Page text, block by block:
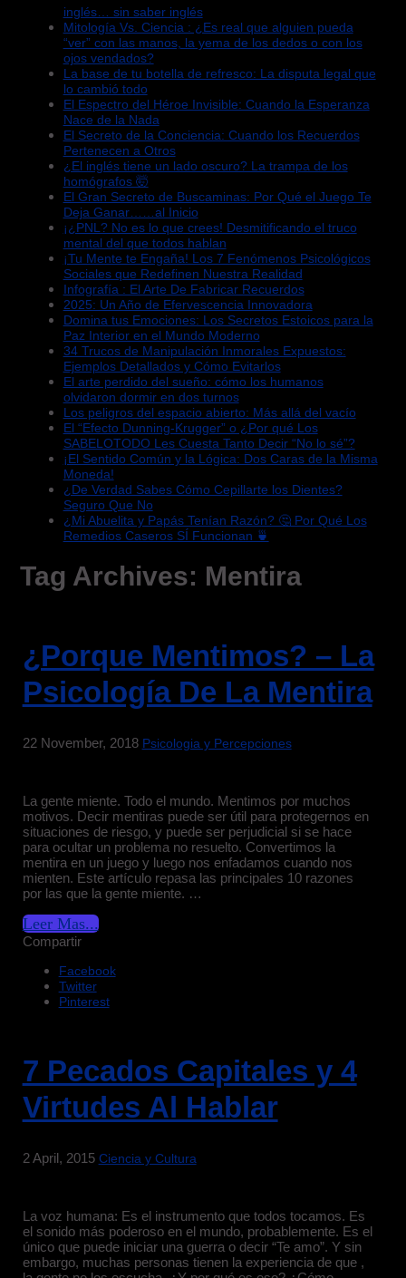
inglés… sin saber inglés
Mitología Vs. Ciencia : ¿Es real que alguien pueda
“ver” con las manos, la yema de los dedos o con los
ojos vendados?
La base de tu botella de refresco: La disputa legal que
lo cambió todo
El Espectro del Héroe Invisible: Cuando la Esperanza
Nace de la Nada
El Secreto de la Conciencia: Cuando los Recuerdos
Pertenecen a Otros
¿El inglés tiene un lado oscuro? La trampa de los
homógrafos 🤯
El Gran Secreto de Buscaminas: Por Qué el Juego Te
Deja Ganar……al Inicio
¡¿PNL? No es lo que crees! Desmitificando el truco
mental del que todos hablan
¡Tu Mente te Engaña! Los 7 Fenómenos Psicológicos
Sociales que Redefinen Nuestra Realidad
Infografía : El Arte De Fabricar Recuerdos
2025: Un Año de Efervescencia Innovadora
Domina tus Emociones: Los Secretos Estoicos para la
Paz Interior en el Mundo Moderno
34 Trucos de Manipulación Inmorales Expuestos:
Ejemplos Detallados y Cómo Evitarlos
El arte perdido del sueño: cómo los humanos
olvidaron dormir en dos turnos
Los peligros del espacio abierto: Más allá del vacío
El “Efecto Dunning-Krugger” o ¿Por qué Los
SABELOTODO Les Cuesta Tanto Decir “No lo sé”?
¡El Sentido Común y la Lógica: Dos Caras de la Misma
Moneda!
¿De Verdad Sabes Cómo Cepillarte los Dientes?
Seguro Que No
¿Mi Abuelita y Papás Tenían Razón? 🤔 Por Qué Los
Remedios Caseros SÍ Funcionan 🍵
Tag Archives: Mentira
¿Porque Mentimos? – La
Psicología De La Mentira
22 November, 2018 Psicologia y Percepciones
La gente miente. Todo el mundo. Mentimos por muchos
motivos. Decir mentiras puede ser útil para protegernos en
situaciones de riesgo, y puede ser perjudicial si se hace
para ocultar un problema no resuelto. Convertimos la
mentira en un juego y luego nos enfadamos cuando nos
mienten. Este artículo repasa las principales 10 razones
por las que la gente miente. …
Leer Mas...
Compartir
Facebook
Twitter
Pinterest
7 Pecados Capitales y 4
Virtudes Al Hablar
2 April, 2015 Ciencia y Cultura
La voz humana: Es el instrumento que todos tocamos. Es
el sonido más poderoso en el mundo, probablemente. Es el
único que puede iniciar una guerra o decir “Te amo”. Y sin
embargo, muchas personas tienen la experiencia de que ,